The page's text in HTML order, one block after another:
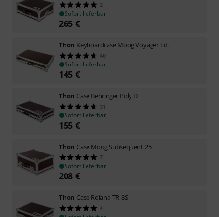
2
Sofort lieferbar
265 €
Thon Keyboardcase Moog Voyager Ed.
40
Sofort lieferbar
145 €
Thon Case Behringer Poly D
31
Sofort lieferbar
155 €
Thon Case Moog Subsequent 25
7
Sofort lieferbar
208 €
Thon Case Roland TR-8S
4